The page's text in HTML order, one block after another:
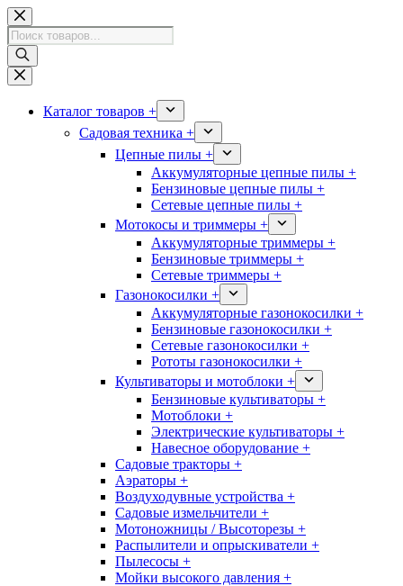
Перейти
к
сути
Поиск
товаров
Каталог товаров +
Садовая техника +
Цепные пилы +
Аккумуляторные цепные пилы +
Бензиновые цепные пилы +
Сетевые цепные пилы +
Мотокосы и триммеры +
Аккумуляторные триммеры +
Бензиновые триммеры +
Сетевые триммеры +
Газонокосилки +
Аккумуляторные газонокосилки +
Бензиновые газонокосилки +
Сетевые газонокосилки +
Рототы газонокосилки +
Культиваторы и мотоблоки +
Бензиновые культиваторы +
Мотоблоки +
Электрические культиваторы +
Навесное оборудование +
Садовые тракторы +
Аэраторы +
Воздуходувные устройства +
Садовые измельчители +
Мотоножницы / Высоторезы +
Распылители и опрыскиватели +
Пылесосы +
Мойки высокого давления +